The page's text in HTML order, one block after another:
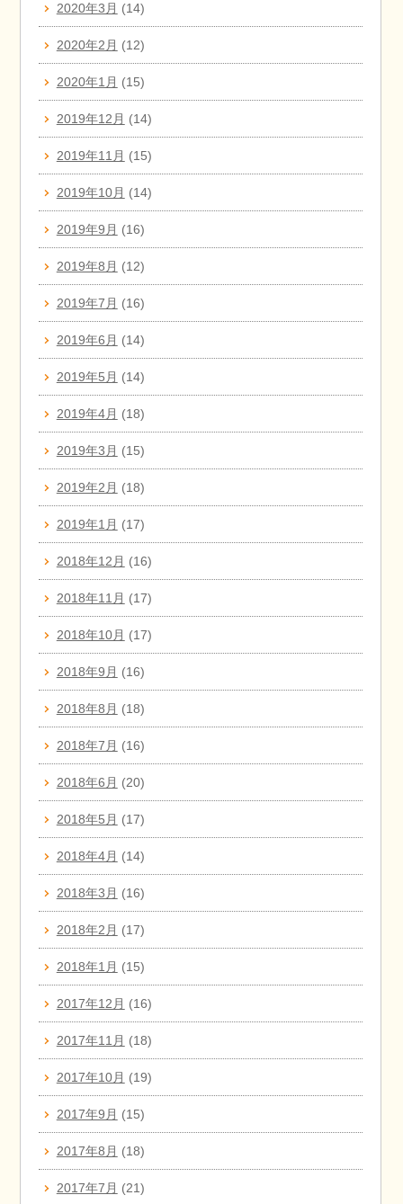
2020年3月 (14)
2020年2月 (12)
2020年1月 (15)
2019年12月 (14)
2019年11月 (15)
2019年10月 (14)
2019年9月 (16)
2019年8月 (12)
2019年7月 (16)
2019年6月 (14)
2019年5月 (14)
2019年4月 (18)
2019年3月 (15)
2019年2月 (18)
2019年1月 (17)
2018年12月 (16)
2018年11月 (17)
2018年10月 (17)
2018年9月 (16)
2018年8月 (18)
2018年7月 (16)
2018年6月 (20)
2018年5月 (17)
2018年4月 (14)
2018年3月 (16)
2018年2月 (17)
2018年1月 (15)
2017年12月 (16)
2017年11月 (18)
2017年10月 (19)
2017年9月 (15)
2017年8月 (18)
2017年7月 (21)